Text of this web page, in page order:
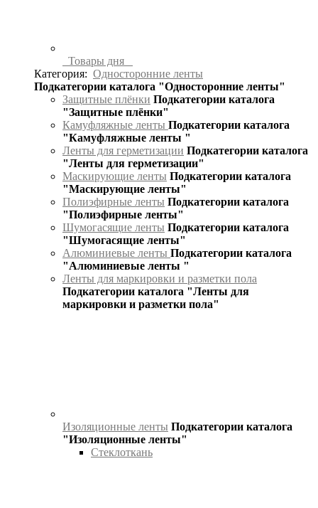
Товары дня
Категория: Односторонние ленты
Подкатегории каталога "Односторонние ленты"
Защитные плёнки Подкатегории каталога
"Защитные плёнки"
Камуфляжные ленты Подкатегории каталога
"Камуфляжные ленты "
Ленты для герметизации Подкатегории каталога
"Ленты для герметизации"
Маскирующие ленты Подкатегории каталога
"Маскирующие ленты"
Полиэфирные ленты Подкатегории каталога
"Полиэфирные ленты"
Шумогасящие ленты Подкатегории каталога
"Шумогасящие ленты"
Алюминиевые ленты Подкатегории каталога
"Алюминиевые ленты "
Ленты для маркировки и разметки пола
Подкатегории каталога "Ленты для
маркировки и разметки пола"
Изоляционные ленты Подкатегории каталога
"Изоляционные ленты"
Стеклоткань